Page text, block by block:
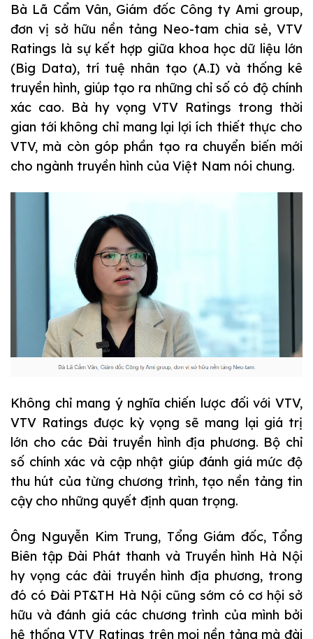
Bà Lã Cẩm Vân, Giám đốc Công ty Ami group,
đơn vị sở hữu nền tảng Neo-tam chia sẻ, VTV
Ratings là sự kết hợp giữa khoa học dữ liệu lớn
(Big Data), trí tuệ nhân tạo (A.I) và thống kê
truyền hình, giúp tạo ra những chỉ số có độ chính
xác cao. Bà hy vọng VTV Ratings trong thời
gian tới không chỉ mang lại lợi ích thiết thực cho
VTV, mà còn góp phần tạo ra chuyển biến mới
cho ngành truyền hình của Việt Nam nói chung.
Không chỉ mang ý nghĩa chiến lược đối với VTV,
VTV Ratings được kỳ vọng sẽ mang lại giá trị
lớn cho các Đài truyền hình địa phương. Bộ chỉ
số chính xác và cập nhật giúp đánh giá mức độ
thu hút của từng chương trình, tạo nền tảng tin
cậy cho những quyết định quan trọng.
Ông Nguyễn Kim Trung, Tổng Giám đốc, Tổng
Biên tập Đài Phát thanh và Truyền hình Hà Nội
hy vọng các đài truyền hình địa phương, trong
đó có Đài PT&TH Hà Nội cũng sớm có cơ hội sở
hữu và đánh giá các chương trình của mình bởi
hệ thống VTV Ratings trên mọi nền tảng mà đài